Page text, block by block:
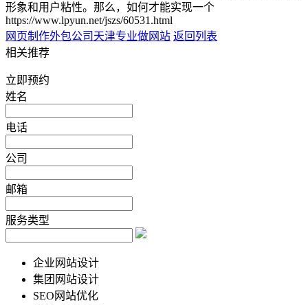
形象和用户粘性。那么，如何才能实现一个
https://www.lpyun.net/jszs/60531.html
网页制作外包公司 天津专业做网站 返回列表
相关推荐
立即预约
姓名
电话
公司
邮箱
服务类型
企业网站设计
集团网站设计
SEO网站优化